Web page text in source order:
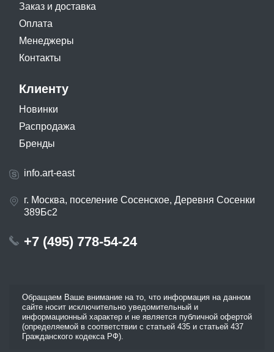
Заказ и доставка
Оплата
Менеджеры
Контакты
Клиенту
Новинки
Распродажа
Бренды
info.art-east
г. Москва, поселение Сосенское, Деревня Сосенки
389Бс2
+7 (495) 778-54-24
Обращаем Ваше внимание на то, что информация на данном
сайте носит исключительно уведомительный и
информационный характер и не является публичной офертой
(определяемой в соответствии с статьей 435 и статьей 437
Гражданского кодекса РФ).